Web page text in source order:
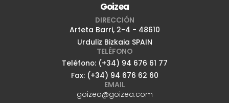
Goizea
DIRECCIÓN
Arteta Barri, 2-4 - 48610
Urduliz Bizkaia SPAIN
TELÉFONO
Teléfono: (+34) 94 676 61 77
Fax: (+34) 94 676 62 60
EMAIL
goizea@goizea.com